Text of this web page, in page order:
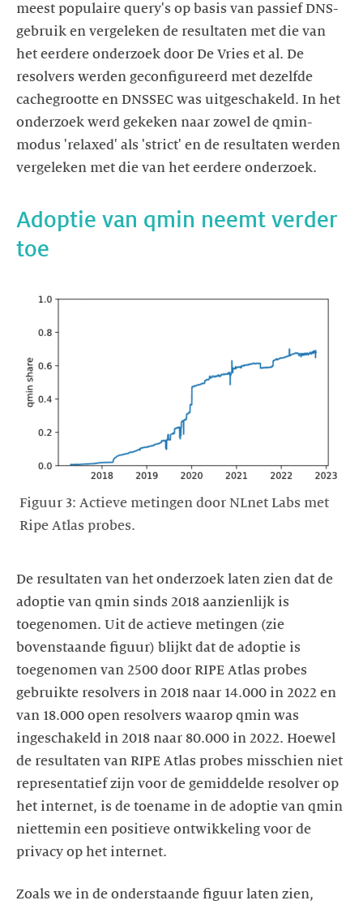
meest populaire query's op basis van passief DNS-
gebruik en vergeleken de resultaten met die van
het eerdere onderzoek door De Vries et al. De
resolvers werden geconfigureerd met dezelfde
cachegrootte en DNSSEC was uitgeschakeld. In het
onderzoek werd gekeken naar zowel de qmin-
modus 'relaxed' als 'strict' en de resultaten werden
vergeleken met die van het eerdere onderzoek.
Adoptie van qmin neemt verder
toe
Figuur 3: Actieve metingen door NLnet Labs met
Ripe Atlas probes.
https://images.ctfassets.net/yj8364fopk6s/
De resultaten van het onderzoek laten zien dat de
adoptie van qmin sinds 2018 aanzienlijk is
toegenomen. Uit de actieve metingen (zie
bovenstaande figuur) blijkt dat de adoptie is
toegenomen van 2500 door RIPE Atlas probes
gebruikte resolvers in 2018 naar 14.000 in 2022 en
van 18.000 open resolvers waarop qmin was
ingeschakeld in 2018 naar 80.000 in 2022. Hoewel
de resultaten van RIPE Atlas probes misschien niet
representatief zijn voor de gemiddelde resolver op
het internet, is de toename in de adoptie van qmin
niettemin een positieve ontwikkeling voor de
privacy op het internet.
Zoals we in de onderstaande figuur laten zien,